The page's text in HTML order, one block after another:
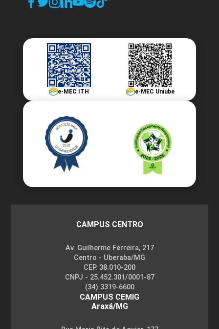
e-MEC ITH e-MEC Uniube
CAMPUS CENTRO
Av. Guilherme Ferreira, 217
Centro - Uberaba/MG
CEP. 38.010-200
CNPJ - 25.452.301/0001-87
(34) 3319-6600
CAMPUS CEMIG
Araxá/MG